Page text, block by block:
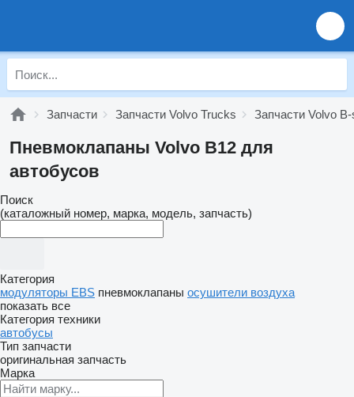
Запчасти Запчасти Volvo Trucks Запчасти Volvo
Пневмоклапаны Volvo B12 для
автобусов
Поиск
(каталожный номер, марка, модель, запчасть)
Категория
модуляторы EBS пневмоклапаны осушители воздуха
показать все
Категория техники
автобусы
Тип запчасти
оригинальная запчасть
Марка